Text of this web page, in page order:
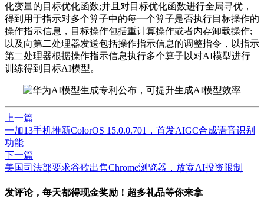
化变量的目标优化函数;并且对目标优化函数进行全局寻优，
得到用于指示对多个算子中的每一个算子是否执行目标操作的
操作指示信息，目标操作包括重计算操作或者内存卸载操作;
以及向第二处理器发送包括操作指示信息的调整指令，以指示
第二处理器根据操作指示信息执行多个算子以对AI模型进行
训练得到目标AI模型。
上一篇
一加13手机推新ColorOS 15.0.0.701，首发AIGC合成语音识别
功能
下一篇
​美国司法部要求谷歌出售Chrome浏览器，放宽AI投资限制
发评论，每天都得现金奖励！超多礼品等你来拿